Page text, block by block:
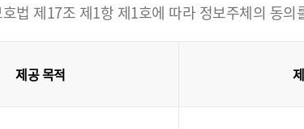
제17조 제1항 제1호에 따라 정보주체의 동의
제공 목적